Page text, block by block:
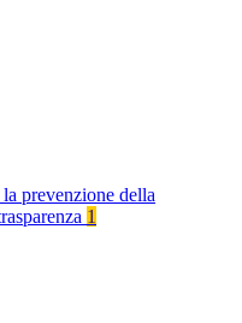
prevenzione della
1